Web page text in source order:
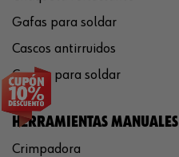
Gafas para soldar
Cascos antirruidos
Careta para soldar
HERRAMIENTAS MANUALES
Crimpadora